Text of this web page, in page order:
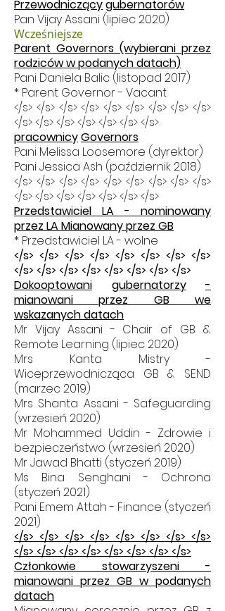
Przewodniczącygubernatorów
Pan Vijay Assani (lipiec2020)
Wcześniejsze
Parent Governors (wybierani przez
rodziców w podanych datach)
Pani Daniela Balic (listopad 2017)
* Parent Governor - Vacant
</s> </s> </s> </s> </s> </s> </s> </s> </s>
</s> </s> </s> </s> </s> </s> </s>
pracownicyGovernors
Pani Melissa Loosemore (dyrektor)
Pani Jessica Ash (październik 2018)
</s> </s> </s> </s> </s> </s> </s> </s> </s>
</s> </s> </s> </s> </s> </s> </s>
Przedstawiciel LA - nominowany
przez LA Mianowany przez GB
* Przedstawiciel LA - wolne
</s> </s> </s> </s> </s> </s> </s> </s>
</s> </s> </s> </s> </s> </s> </s> </s>
Dokooptowani
gubernatorzy
-
mianowani przez GB we
wskazanych datach
Mr Vijay Assani - Chair of GB &
Remote Learning (lipiec2020)
Mrs Kanta Mistry -
Wiceprzewodnicząca GB & SEND
(marzec 2019)
Mrs Shanta Assani - Safeguarding
(wrzesień 2020)
Mr Mohammed Uddin - Zdrowie i
bezpieczeństwo (wrzesień 2020)
Mr Jawad Bhatti (styczeń 2019)
Ms Bina Senghani - Ochrona
(styczeń 2021)
Pani Emem Attah - Finance (styczeń
2021)
</s> </s> </s> </s> </s> </s> </s> </s>
</s> </s> </s> </s> </s> </s> </s> </s>
Członkowie stowarzyszeni -
mianowani przez GB w podanych
datach